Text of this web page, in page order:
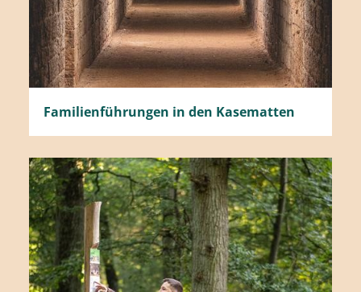
Familienführungen in den Kasematten